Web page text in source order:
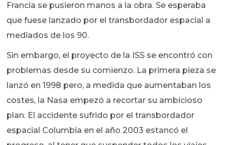
Francia se pusieron manos a la obra. Se esperaba
que fuese lanzado por el transbordador espacial a
mediados de los 90.
Sin embargo, el proyecto de la ISS se encontró con
problemas desde su comienzo. La primera pieza se
lanzó en 1998 pero, a medida que aumentaban los
costes, la Nasa empezó a recortar su ambicioso
plan. El accidente sufrido por el transbordador
espacial Columbia en el año 2003 estancó el